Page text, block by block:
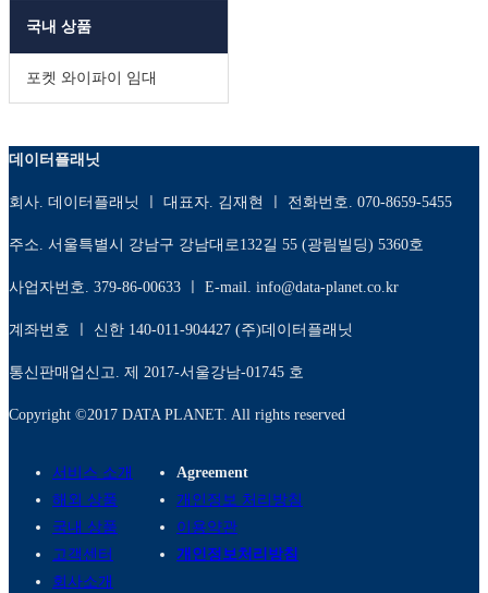
국내 상품
포켓 와이파이 임대
데이터플래닛
회사. 데이터플래닛 ㅣ 대표자. 김재현 ㅣ 전화번호. 070-8659-5455
주소. 서울특별시 강남구 강남대로132길 55 (광림빌딩) 5360호
사업자번호. 379-86-00633 ㅣ E-mail. info@data-planet.co.kr
계좌번호 ㅣ 신한 140-011-904427 (주)데이터플래닛
통신판매업신고. 제 2017-서울강남-01745 호
Copyright ©2017 DATA PLANET. All rights reserved
서비스 소개
해외 상품
국내 상품
고객센터
회사소개
Agreement
개인정보 처리방침
이용약관
개인정보처리방침